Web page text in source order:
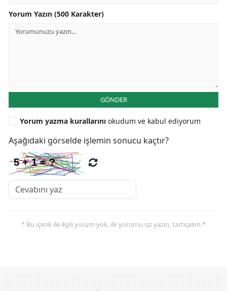
Yorum Yazın (500 Karakter)
GÖNDER
Yorum yazma kurallarını okudum ve kabul ediyorum
Aşağıdaki görselde işlemin sonucu kaçtır?
* Bu içerik ile ilgili yorum yok, ilk yorumu siz yazın, tartışalım *